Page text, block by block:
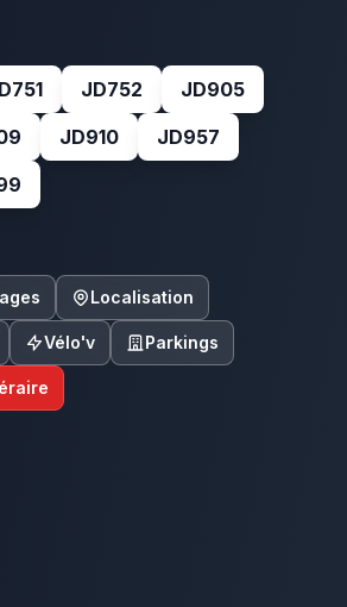
JD752
JD905
JD910
JD957
Localisation
Vélo'v Parkings